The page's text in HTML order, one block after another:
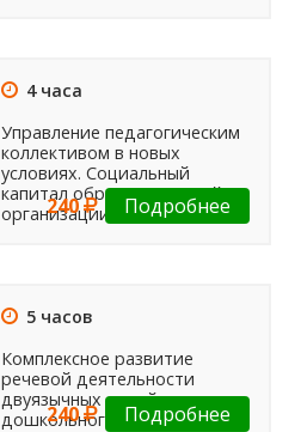
4 часа
Управление педагогическим
коллективом в новых
условиях. Социальный
капитал образовательной
организации
240 Подробнее
5 часов
Комплексное развитие
речевой деятельности
двуязычных детей
дошкольного возраста
240 Подробнее